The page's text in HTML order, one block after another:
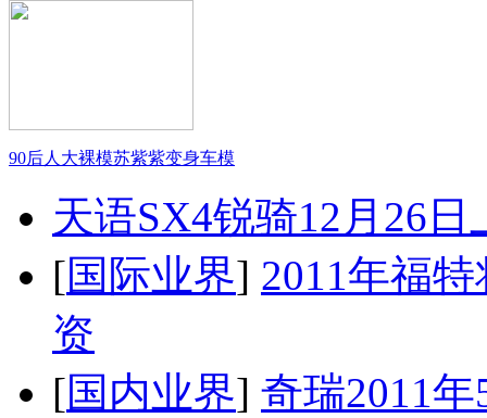
90后人大裸模苏紫紫变身车模
天语SX4锐骑12月26
[国际业界] 2011年福
资
[国内业界] 奇瑞2011